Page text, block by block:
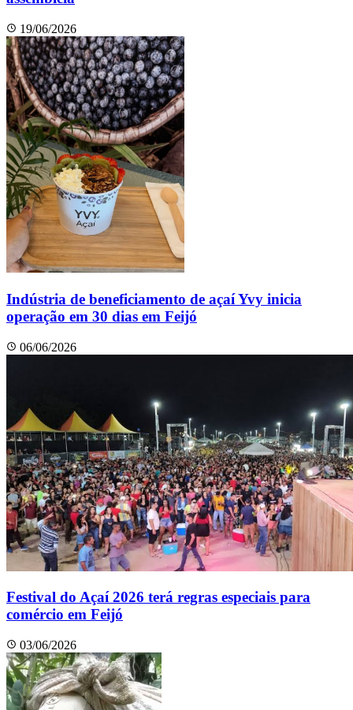
19/06/2026
Indústria de beneficiamento de açaí Yvy inicia
operação em 30 dias em Feijó
06/06/2026
Festival do Açaí 2026 terá regras especiais para
comércio em Feijó
03/06/2026